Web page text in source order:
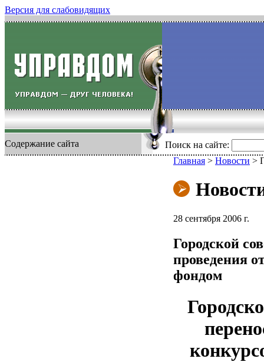
Версия для слабовидящих
Содержание сайта Поиск на сайте:
Главная > Новости >
28 сентября 2006 г.
Городской
проведения
фондом